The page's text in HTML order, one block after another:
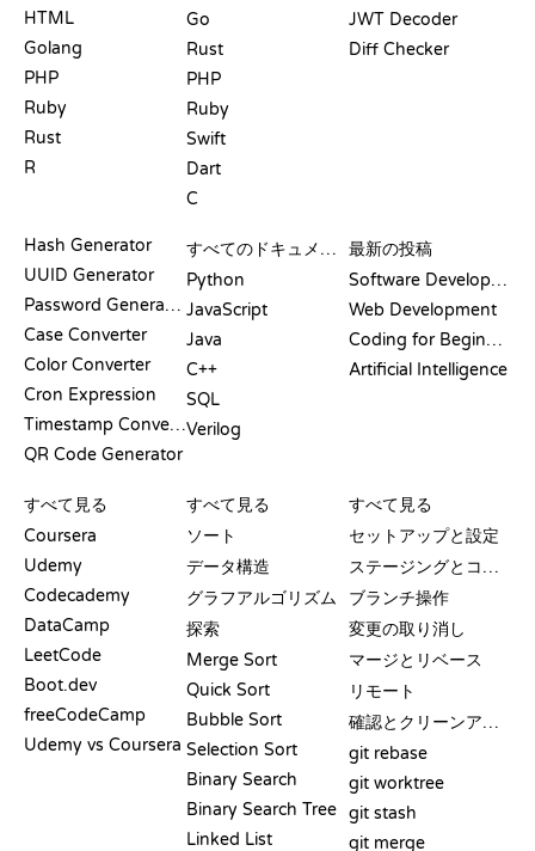
HTML
Golang
PHP
Ruby
Rust
R
Go
Rust
PHP
Ruby
Swift
Dart
C
JWT Decoder
Diff Checker
Hash Generator
UUID Generator
Password Generator
Case Converter
Color Converter
Cron Expression
Timestamp Converter
QR Code Generator
すべてのドキュメント
Python
JavaScript
Java
C++
SQL
Verilog
最新の投稿
Software Development
Web Development
Coding for Beginners
Artificial Intelligence
すべて見る
Coursera
Udemy
Codecademy
DataCamp
LeetCode
Boot.dev
freeCodeCamp
Udemy vs Coursera
すべて見る
ソート
データ構造
グラフアルゴリズム
探索
Merge Sort
Quick Sort
Bubble Sort
Selection Sort
Binary Search
Binary Search Tree
Linked List
すべて見る
セットアップと設定
ステージングとコミット
ブランチ操作
変更の取り消し
マージとリベース
リモート
確認とクリーンアップ
git rebase
git worktree
git stash
git merge